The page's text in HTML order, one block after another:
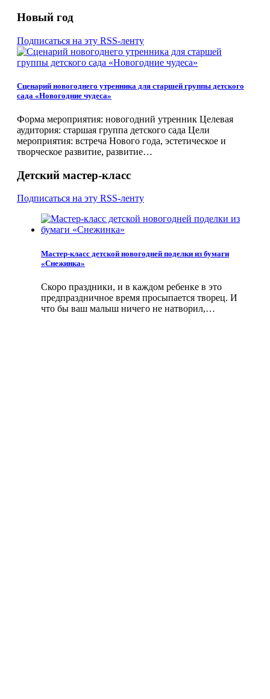
Новый год
Подписаться на эту RSS-ленту
Сценарий новогоднего утренника для старшей группы детского
сада «Новогодние чудеса»
Форма мероприятия: новогодний утренник Целевая
аудитория: старшая группа детского сада Цели
мероприятия: встреча Нового года, эстетическое и
творческое развитие, развитие…
Детский мастер-класс
Подписаться на эту RSS-ленту
Мастер-класс детской новогодней поделки из бумаги
«Снежинка»
Скоро праздники, и в каждом ребенке в это
предпраздничное время просыпается творец. И
что бы ваш малыш ничего не натворил,…